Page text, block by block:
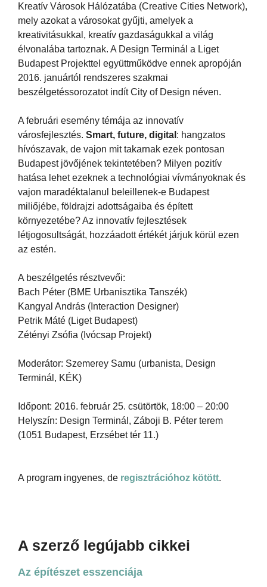
Kreatív Városok Hálózatába (Creative Cities Network),
mely azokat a városokat gyűjti, amelyek a
kreativitásukkal, kreatív gazdaságukkal a világ
élvonalába tartoznak. A Design Terminál a Liget
Budapest Projekttel együttműködve ennek apropóján
2016. januártól rendszeres szakmai
beszélgetéssorozatot indít City of Design néven.
A februári esemény témája az innovatív
városfejlesztés. Smart, future, digital : hangzatos
hívószavak, de vajon mit takarnak ezek pontosan
Budapest jövőjének tekintetében? Milyen pozitív
hatása lehet ezeknek a technológiai vívmányoknak és
vajon maradéktalanul beleillenek-e Budapest
miliőjébe, földrajzi adottságaiba és épített
környezetébe? Az innovatív fejlesztések
létjogosultságát, hozzáadott értékét járjuk körül ezen
az estén.
A beszélgetés résztvevői:
Bach Péter (BME Urbanisztika Tanszék)
Kangyal András (Interaction Designer)
Petrik Máté (Liget Budapest)
Zétényi Zsófia (Ivócsap Projekt)
Moderátor: Szemerey Samu (urbanista, Design
Terminál, KÉK)
Időpont: 2016. február 25. csütörtök, 18:00 – 20:00
Helyszín: Design Terminál, Záboji B. Péter terem
(1051 Budapest, Erzsébet tér 11.)
A program ingyenes, de regisztrációhoz kötött.
A szerző legújabb cikkei
Az építészet esszenciája